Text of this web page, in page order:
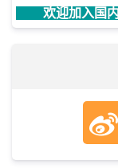
欢迎加入国